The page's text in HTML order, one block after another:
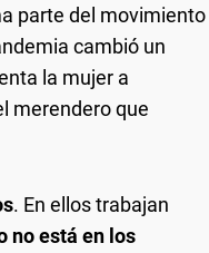
parte del movimiento
cambió un
la mujer a
merendero que
. En ellos trabajan
no está en los